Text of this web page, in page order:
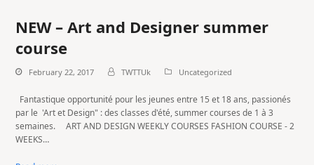
NEW – Art and Designer summer
course
February 22, 2017 TWTTUk Uncategorized
Fantastique opportunité pour les jeunes entre 15 et 18 ans, passionés
par le 'Art et Design" : des classes d'été, summer courses de 1 à 3
semaines. ART AND DESIGN WEEKLY COURSES FASHION COURSE - 2
WEEKS…